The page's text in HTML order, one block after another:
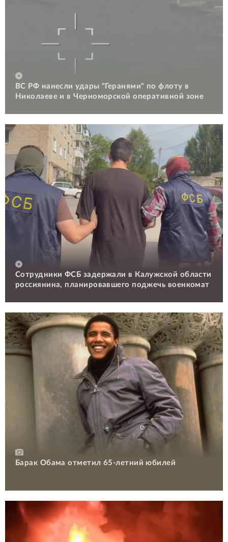
ВС РФ нанесли удары "Геранями" по флоту в
Николаеве и в Черноморской оперативной зоне
Сотрудники ФСБ задержали в Калужской области
россиянина, планировавшего поджечь военкомат
Барак Обама отметил 65-летний юбилей